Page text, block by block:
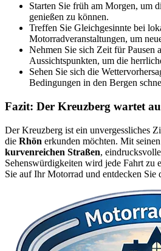
Starten Sie früh am Morgen, um
genießen zu können.
Treffen Sie Gleichgesinnte bei
Motorradveranstaltungen, um
Nehmen Sie sich Zeit für Pausen
Aussichtspunkten, um die
Sehen Sie sich die
Bedingungen in den Bergen
Fazit: Der Kreuzberg wartet
Der Kreuzberg ist ein unvergessliches
die Rhön erkunden möchten. Mit
kurvenreichen Straßen,
Sehenswürdigkeiten wird jede Fahrt zu
Sie auf Ihr Motorrad und entdecken Sie